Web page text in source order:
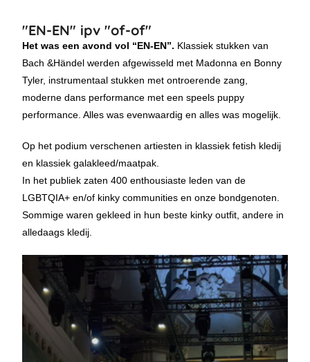
"EN-EN" ipv "of-of"
Het was een avond vol “EN-EN”. Klassiek stukken van
Bach &Händel werden afgewisseld met Madonna en Bonny
Tyler, instrumentaal stukken met ontroerende zang,
moderne dans performance met een speels puppy
performance. Alles was evenwaardig en alles was mogelijk.
Op het podium verschenen artiesten in klassiek fetish kledij
en klassiek galakleed/maatpak.
In het publiek zaten 400 enthousiaste leden van de
LGBTQIA+ en/of kinky communities en onze bondgenoten.
Sommige waren gekleed in hun beste kinky outfit, andere in
alledaags kledij.